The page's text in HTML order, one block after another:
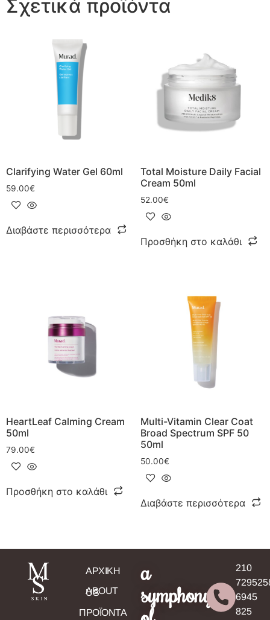
Σχετικά προϊόντα
Clarifying Water Gel 60ml
59.00€
Διαβάστε περισσότερα
Total Moisture Daily Facial
Cream 50ml
52.00€
Προσθήκη στο καλάθι
HeartLeaf Calming Cream
50ml
79.00€
Προσθήκη στο καλάθι
Multi-Vitamin Clear Coat
Broad Spectrum SPF 50
50ml
50.00€
Διαβάστε περισσότερα
ΑΡΧΙΚΗ
ABOUT
US
ΠΡΟΪΟΝΤΑ
a
symphony
210
6945
825